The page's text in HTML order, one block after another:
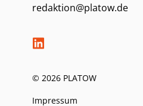
redaktion@platow.de
© 2026 PLATOW
Impressum